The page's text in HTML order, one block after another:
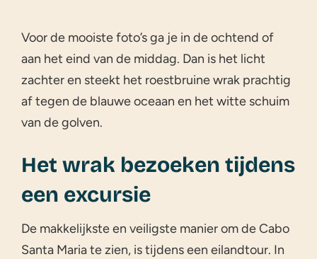
Voor de mooiste foto’s ga je in de ochtend of
aan het eind van de middag. Dan is het licht
zachter en steekt het roestbruine wrak prachtig
af tegen de blauwe oceaan en het witte schuim
van de golven.
Het wrak bezoeken tijdens
een excursie
De makkelijkste en veiligste manier om de Cabo
Santa Maria te zien, is tijdens een eilandtour. In